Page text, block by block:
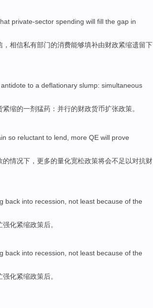
private-sector spending will fill the gap in
，相信私有部门的消费能够填补由财政紧缩遗留下
antidote to a deflationary slump: simultaneous
紧缩的一剂猛药 ： 并行的财政货币扩张政策。
so reluctant to lend more QE will prove
的情况下， 更多的量化宽松政策将会不足以对抗财
back into recession not least because of the
强化紧缩政策后。
back into recession, not least because of the
强化紧缩政策后。